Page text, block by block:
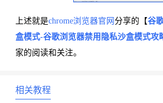
上述就是chrome浏览器官网分享的【谷
盒模式-谷歌浏览器禁用隐私沙盒模式攻
家的阅读和关注。
相关教程